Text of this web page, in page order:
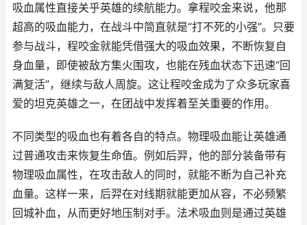
吸血属性直接关乎英雄的续航能力。拿程咬金来说，他那
超高的吸血能力，在战斗中简直就是“打不死的小强”。只要
参与战斗，程咬金就能凭借强大的吸血效果，不断恢复自
身血量，即使被敌方集火围攻，也能在残血状态下迅速“回
满复活”，继续与敌人周旋。这让程咬金成为了众多玩家喜
爱的坦克英雄之一，在团战中发挥着至关重要的作用。
不同类型的吸血也有着各自的特点。物理吸血能让英雄通
过普通攻击来恢复生命值。例如后羿，他的部分装备带有
物理吸血属性，在攻击敌人的同时，就能不断为自己补充
血量。这样一来，后羿在对线期就能更加从容，不必频繁
回城补血，从而更好地压制对手。法术吸血则是通过英雄